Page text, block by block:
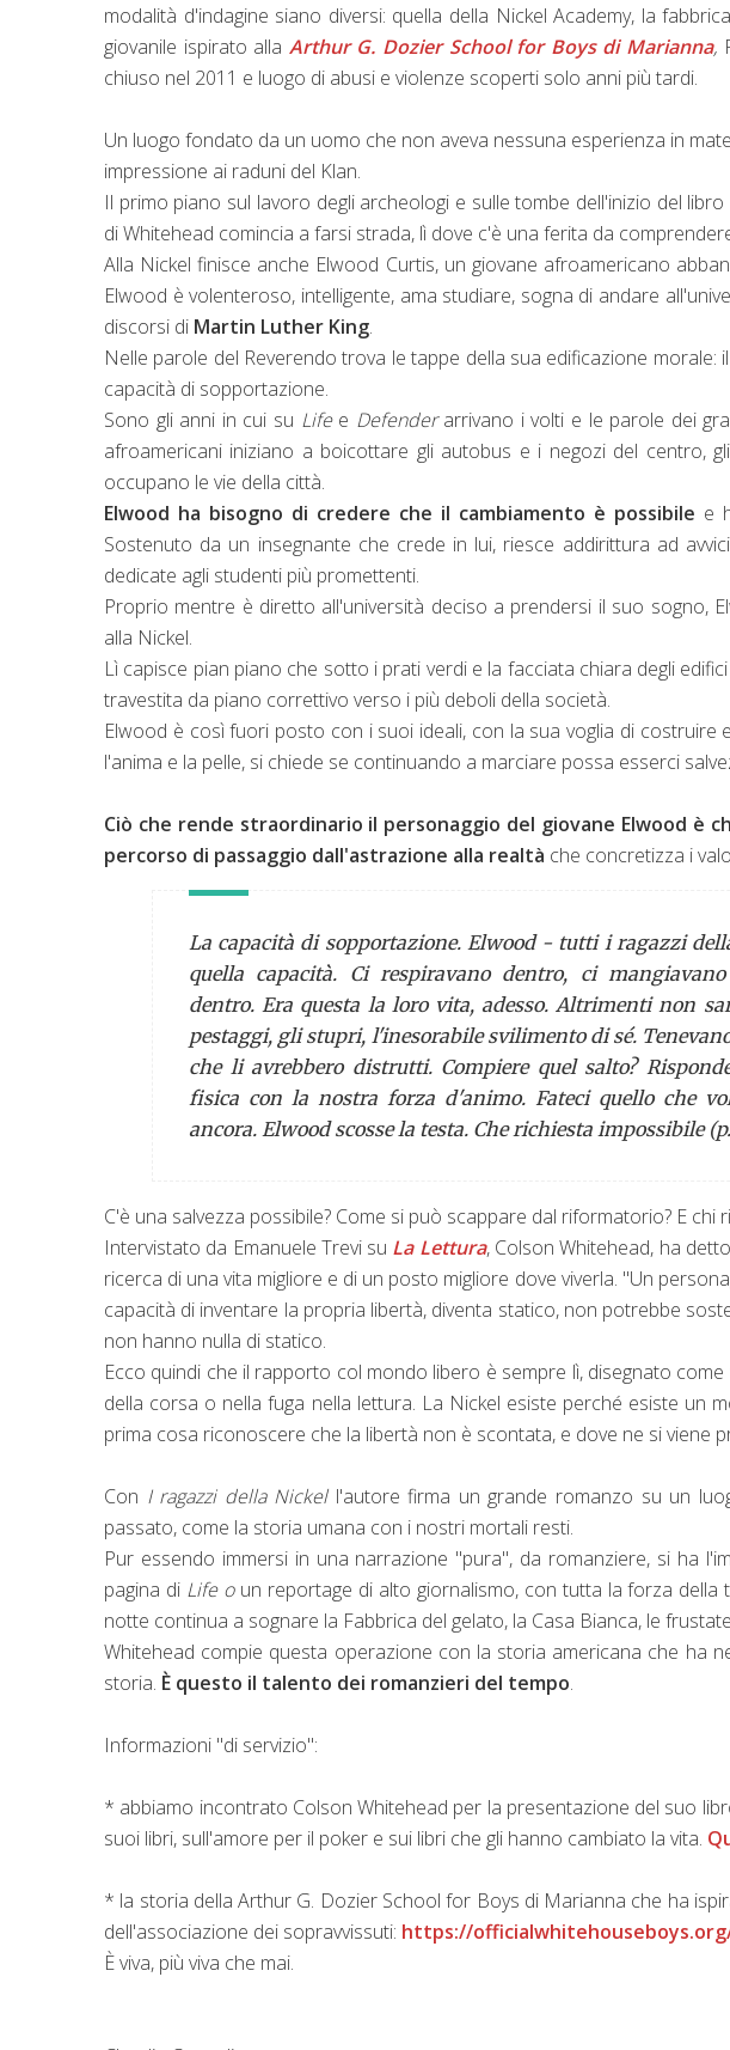
modalità d'indagine siano diversi: quella della Nickel Academy, la
giovanile ispirato alla Arthur G. Dozier School for Boys di Marianna,
chiuso nel 2011 e luogo di abusi e violenze scoperti solo anni più tardi.
Un luogo fondato da un uomo che non aveva nessuna esperienza in
impressione ai raduni del Klan.
Il primo piano sul lavoro degli archeologi e sulle tombe dell'inizio del
di Whitehead comincia a farsi strada, lì dove c'è una ferita da
Alla Nickel finisce anche Elwood Curtis, un giovane afroamericano
Elwood è volenteroso, intelligente, ama studiare, sogna di andare
discorsi di Martin Luther King.
Nelle parole del Reverendo trova le tappe della sua edificazione morale:
capacità di sopportazione.
Sono gli anni in cui su Lifee Defenderarrivano i volti e le parole dei
afroamericani iniziano a boicottare gli autobus e i negozi del centro,
occupano le vie della città.
Elwood ha bisogno di credere che il cambiamento è possibile e
Sostenuto da un insegnante che crede in lui, riesce addirittura ad
dedicate agli studenti più promettenti.
Proprio mentre è diretto all'università deciso a prendersi il suo sogno,
alla Nickel.
Lì capisce pian piano che sotto i prati verdi e la facciata chiara degli
travestita da piano correttivo verso i più deboli della società.
Elwood è così fuori posto con i suoi ideali, con la sua voglia di
l'anima e la pelle, si chiede se continuando a marciare possa esserci
Ciò che rende straordinario il personaggio del giovane Elwood è
percorso di passaggio dall'astrazione alla realtà che concretizza i
La capacità di sopportazione. Elwood - tutti i ragazzi
quella capacità. Ci respiravano dentro, ci
dentro. Era questa la loro vita, adesso. Altrimenti non
pestaggi, gli stupri, l'inesorabile svilimento di sé.
che li avrebbero distrutti. Compiere quel salto?
fisica con la nostra forza d'animo. Fateci quello che
ancora. Elwood scosse la testa. Che richiesta impossibile (p.
C'è una salvezza possibile? Come si può scappare dal riformatorio? E
Intervistato da Emanuele Trevi su La Lettura, Colson Whitehead, ha
ricerca di una vita migliore e di un posto migliore dove viverla. "Un
capacità di inventare la propria libertà, diventa statico, non potrebbe
non hanno nulla di statico.
Ecco quindi che il rapporto col mondo libero è sempre lì, disegnato
della corsa o nella fuga nella lettura. La Nickel esiste perché esiste un
prima cosa riconoscere che la libertà non è scontata, e dove ne si viene
Con I ragazzi della Nickell'autore firma un grande romanzo su un
passato, come la storia umana con i nostri mortali resti.
Pur essendo immersi in una narrazione "pura", da romanziere, si ha
pagina di Life o un reportage di alto giornalismo, con tutta la forza
notte continua a sognare la Fabbrica del gelato, la Casa Bianca, le
Whitehead compie questa operazione con la storia americana che ha
storia. È questo il talento dei romanzieri del tempo.
Informazioni "di servizio":
* abbiamo incontrato Colson Whitehead per la presentazione del suo
suoi libri, sull'amore per il poker e sui libri che gli hanno cambiato la vita.
* la storia della Arthur G. Dozier School for Boys di Marianna che ha
dell'associazione dei sopravvissuti: https://
È viva, più viva che mai.